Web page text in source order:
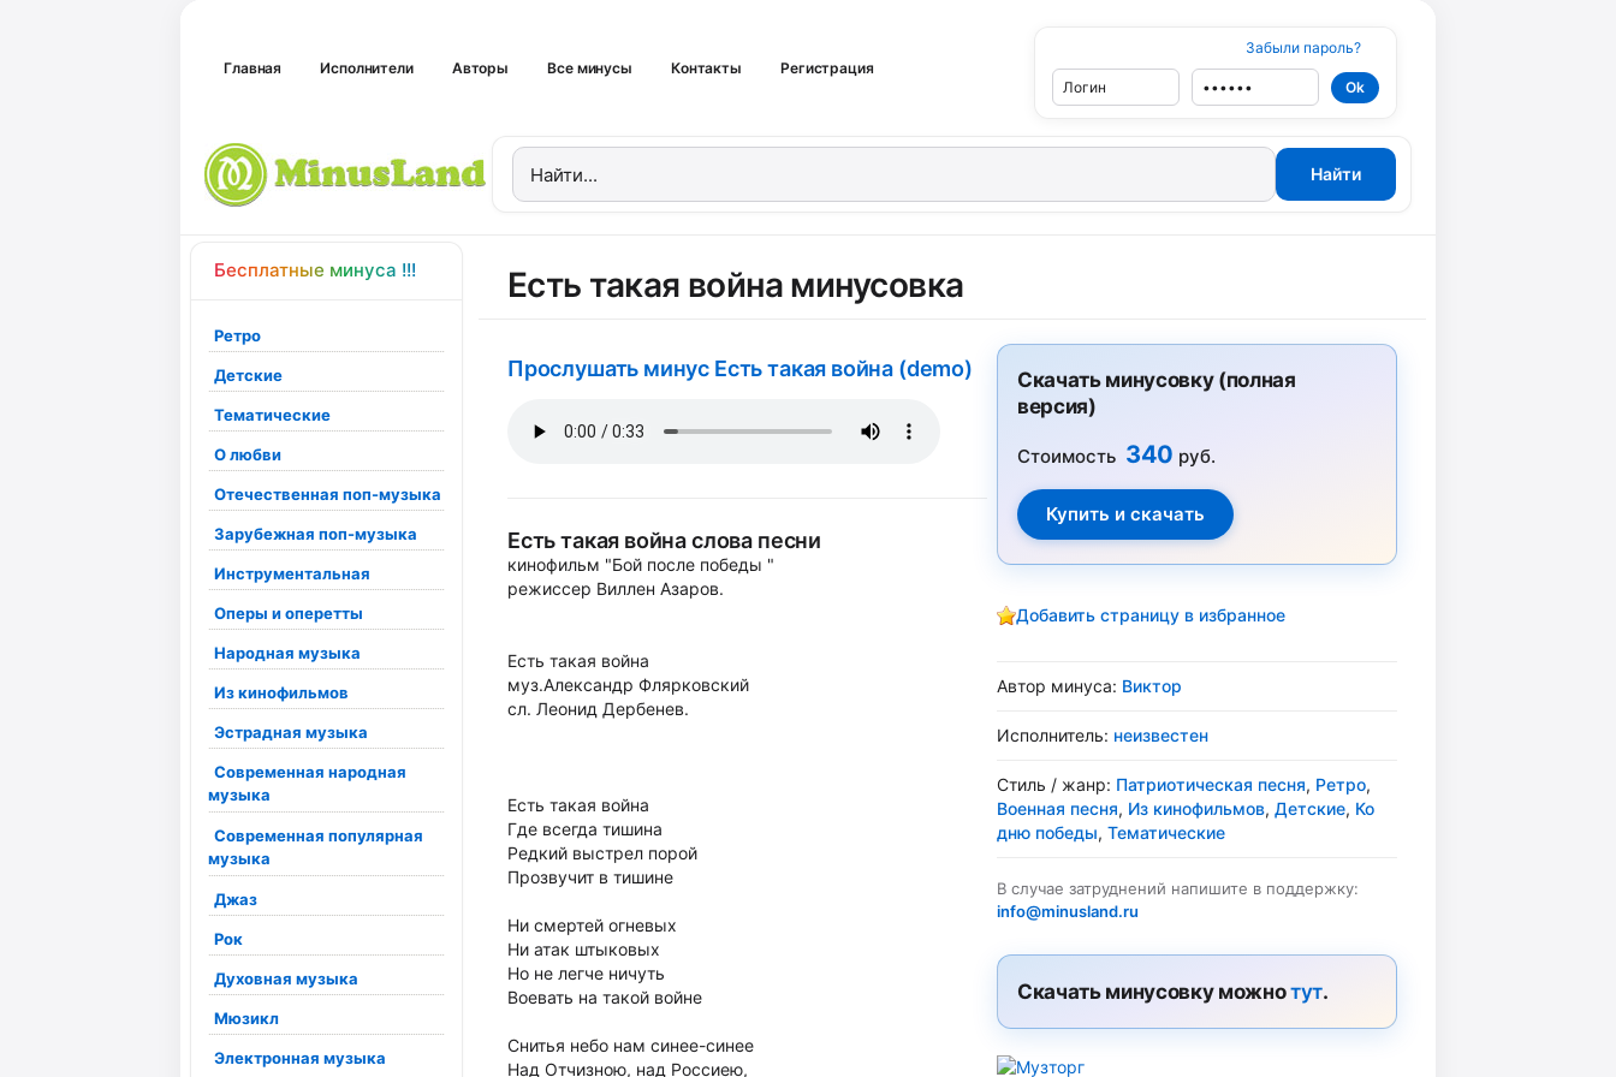
Главная Исполнители Авторы Все минусы Контакты Регистрация
Забыли пароль?
Бесплатные минуса !!!
Ретро
Детские
Тематические
О любви
Отечественная поп-музыка
Зарубежная поп-музыка
Инструментальная
Оперы и оперетты
Народная музыка
Из кинофильмов
Эстрадная музыка
Современная народная
музыка
Современная популярная
музыка
Джаз
Рок
Духовная музыка
Мюзикл
Электронная музыка
Есть такая война минусовка
Прослушать минус Есть такая война (demo)
Есть такая война слова песни
кинофильм "Бой после победы "
режиссер Виллен Азаров.
Есть такая война
муз.Александр Флярковский
сл. Леонид Дербенев.
Есть такая война
Где всегда тишина
Редкий выстрел порой
Прозвучит в тишине
Ни смертей огневых
Ни атак штыковых
Но не легче ничуть
Воевать на такой войне
Снитья небо нам синее-синее
Над Отчизною, над Россиею,
Скачать минусовку (полная
версия)
Стоимость 340 руб.
Добавить страницу в избранное
Автор минуса: Виктор
Исполнитель: неизвестен
Стиль / жанр: Патриотическая песня, Ретро,
Военная песня, Из кинофильмов, Детские, Ко
дню победы, Тематические
В случае затруднений напишите в поддержку:
info@minusland.ru
Скачать минусовку можнотут.